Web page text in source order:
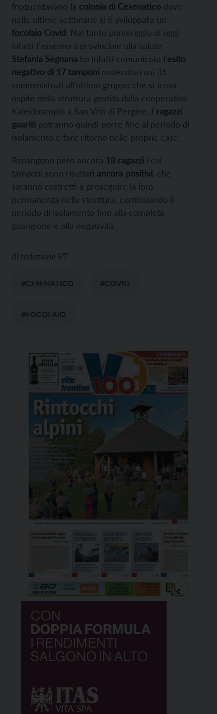
frequentavano la colonia di Cesenatico dove
nelle ultime settimane si è sviluppato un
focolaio Covid. Nel tardo pomeriggio di oggi
infatti l’assessora provinciale alla salute
Stefania Segnana ha infatti comunicato l’esito
negativo di 17 tamponi molecolari sui 35
somministrati all’ultimo gruppo che si trova
ospite della struttura gestita dalla cooperativa
Kaleidoscopio a San Vito di Pergine. I ragazzi
guariti potranno quindi porre fine al periodo di
isolamento e fare ritorno nelle proprie case.
Rimangono però ancora 18 ragazzi i cui
tamponi sono risultati ancora positivi , che
saranno costretti a proseguire la loro
permanenza nella struttura, continuando il
periodo di isolamento fino alla completa
guarigione e alla negatività.
di redazione VT
#CESENATICO #COVID
#FOCOLAIO